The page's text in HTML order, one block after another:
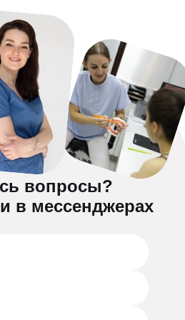
вопросы?
в мессенджерах